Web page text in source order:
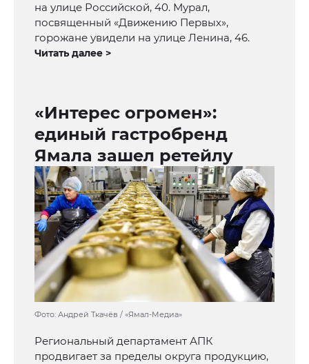
на улице Российской, 40. Мурал,
посвященный «Движению Первых»,
горожане увидели на улице Ленина, 46.
Читать далее >
«Интерес огромен»:
единый гастробренд
Ямала зашел ретейлу
Фото: Андрей Ткачёв / «Ямал-Медиа»
Региональный департамент АПК
продвигает за пределы округа продукцию,